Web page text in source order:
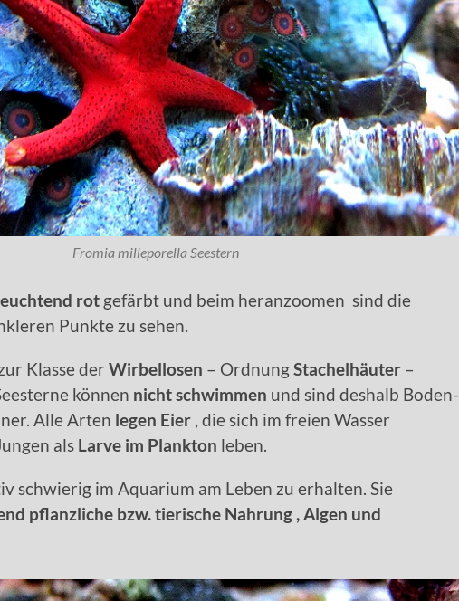
Fromia milleporella Seestern
rot gefärbt und beim heranzoomen sind die
Punkte zu sehen.
Klasse der Wirbellosen – OrdnungStachelhäuter –
können nicht schwimmen und sind deshalb Boden-
Alle Arten legen Eier , die sich im freien Wasser
als Larve im Plankton leben.
schwierig im Aquarium am Leben zu erhalten. Sie
pflanzliche bzw. tierische Nahrung , Algen und